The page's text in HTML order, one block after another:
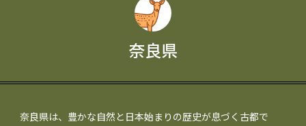
奈良県
奈良県は、豊かな自然と日本始まりの歴史が息づく古都で